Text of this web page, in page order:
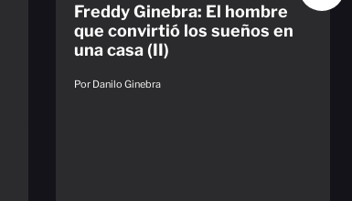
Freddy Ginebra: El hombre
que convirtió los sueños en
una casa (II)
Por Danilo Ginebra